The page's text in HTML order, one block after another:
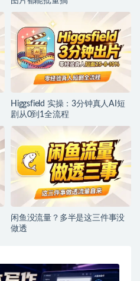
Higgsfield 实操：3分钟真人AI短
剧从0到1全流程
闲鱼没流量？多半是这三件事没
做透